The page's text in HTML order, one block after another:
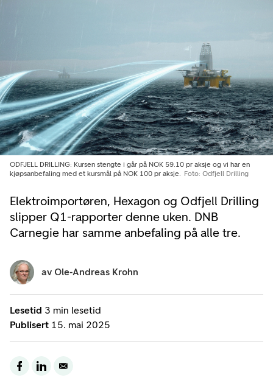
Elektroimportøren, Hexagon og Odfjell Drilling
slipper Q1-rapporter denne uken. DNB
Carnegie har samme anbefaling på alle tre.
ODFJELL DRILLING: Kursen stengte i går på NOK 59.10 pr aksje og vi har en
kjøpsanbefaling med et kursmål på NOK 100 pr aksje.
Foto: Odfjell Drilling
Lesetid 3 min lesetid
Publisert 15. mai 2025
av Ole-Andreas Krohn